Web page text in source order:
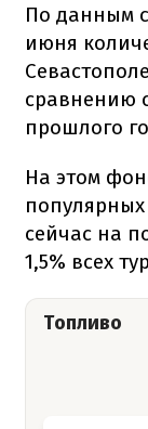
По данным
июня
Севастополе
сравнению
прошлого
На этом
сейчас на
1,5% всех
Топливо